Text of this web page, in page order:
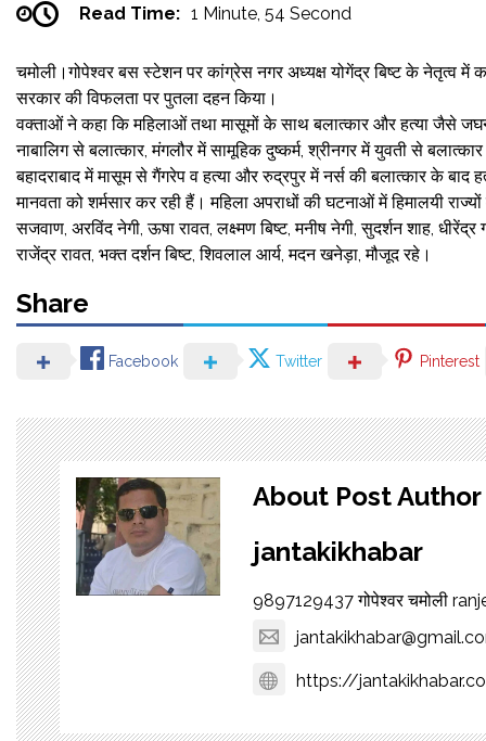
Read Time: 1 Minute, 54 Second
चमोली।गोपेश्वर बस स्टेशन पर कांग्रेस नगर अध्यक्ष योगेंद्र बिष्ट के नेतृत्व में
सरकार की विफलता पर पुतला दहन किया।
वक्ताओं ने कहा कि महिलाओं तथा मासूमों के साथ बलात्कार और हत्या जैसे
नाबालिग से बलात्कार, मंगलौर में सामूहिक दुष्कर्म, श्रीनगर में युवती से
बहादराबाद में मासूम से गैंगरेप व हत्या और रुद्रपुर में नर्स की बलात्कार के
मानवता को शर्मसार कर रही हैं। महिला अपराधों की घटनाओं में हिमालयी
सजवाण, अरविंद नेगी, ऊषा रावत, लक्ष्मण बिष्ट, मनीष नेगी, सुदर्शन शाह,
राजेंद्र रावत, भक्त दर्शन बिष्ट, शिवलाल आर्य, मदन खनेड़ा, मौजूद रहे।
Share
Facebook Twitter Pinterest
About Post Author
jantakikhabar
9897129437 गोपेश्वर चमोली
https://